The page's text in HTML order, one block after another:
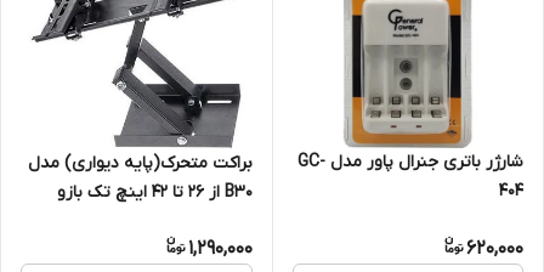
شارژر باتری جنرال پاور مدل GC-
404
620,000
براکت متحرک(پایه دیواری) مدل
B30 از ۲۶ تا ۴۲ اینچ تک بازو
1,290,000